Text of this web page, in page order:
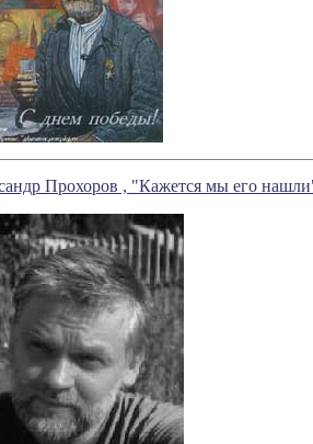
Прохоров , "Кажется мы его